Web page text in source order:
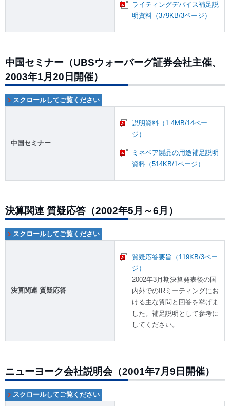
ライティングデバイス補足説
明資料（379KB/3ページ）
中国セミナー（UBSウォーバーグ証券会社主催、
2003年1月20日開催）
中国セミナー
説明資料（1.4MB/14ペー
ジ）
ミネベア製品の用途補足説明
資料（514KB/1ページ）
決算関連 質疑応答（2002年5月～6月）
決算関連 質疑応答
質疑応答要旨（119KB/3ペー
ジ）
2002年3月期決算発表後の国
内外でのIRミーティングにお
ける主な質問と回答を挙げま
した。補足説明として参考に
してください。
ニューヨーク会社説明会（2001年7月9日開催）